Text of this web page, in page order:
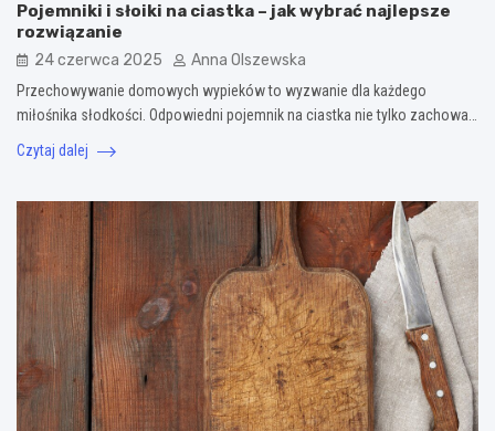
Pojemniki i słoiki na ciastka – jak wybrać najlepsze
rozwiązanie
24 czerwca 2025 Anna Olszewska
Przechowywanie domowych wypieków to wyzwanie dla każdego
miłośnika słodkości. Odpowiedni pojemnik na ciastka nie tylko zachowa…
Czytaj dalej